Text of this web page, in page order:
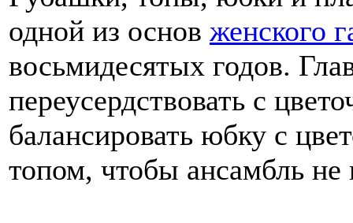
одной из основ женского
восьмидесятых годов.
переусердствовать с
балансировать юбку с
топом, чтобы ансамбль